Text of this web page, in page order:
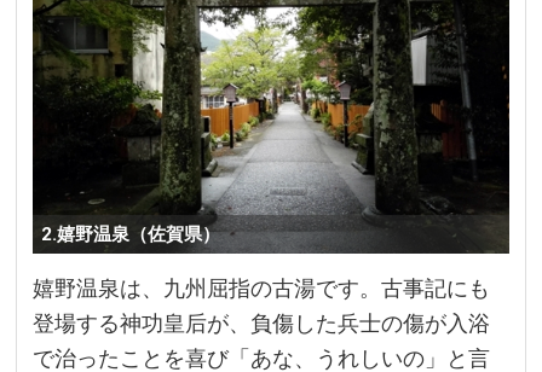
2.嬉野温泉（佐賀県）
嬉野温泉は、九州屈指の古湯です。古事記にも
登場する神功皇后が、負傷した兵士の傷が入浴
で治ったことを喜び「あな、うれしいの」と言